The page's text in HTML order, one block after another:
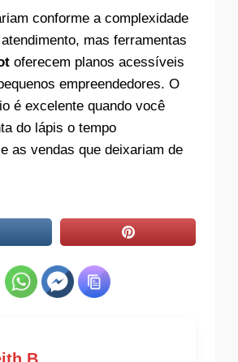
conforme a complexidade
mas ferramentas
oferecem planos acessíveis
empreendedores. O
é excelente quando você
do lápis o tempo
as vendas que deixariam de